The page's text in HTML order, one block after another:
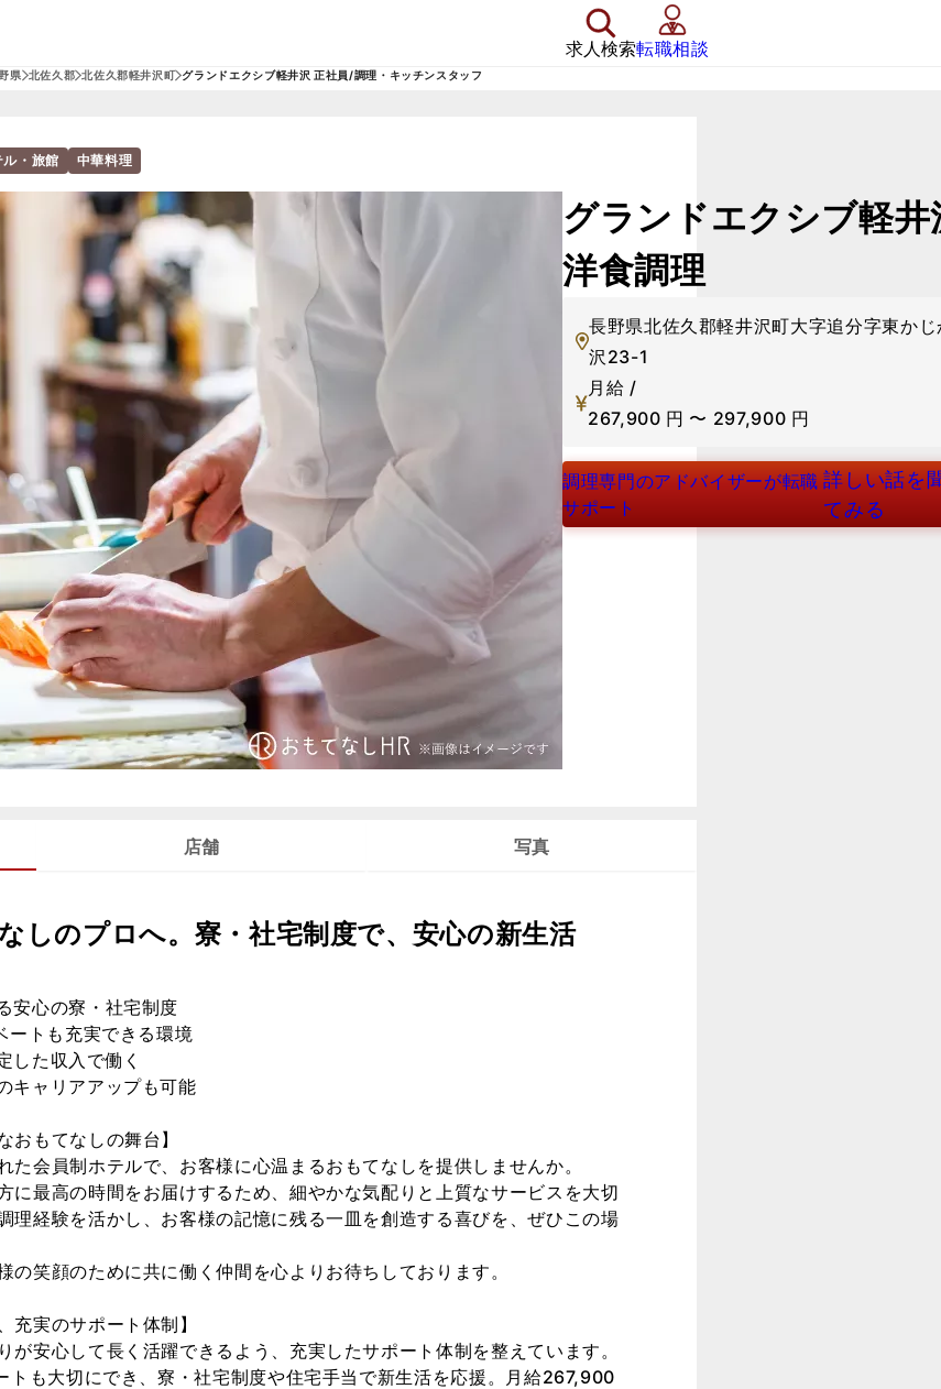
求人検索転職相談
県 北佐久郡 北佐久郡軽井沢町 グランドエクシブ軽井沢 正社員/調理・キッチンスタッフ
ル・旅館 中華料理
グランドエクシブ軽井
洋食調理
長野県北佐久郡軽井沢町大字追分字東かじ
沢23-1
月給 /
267,900 円 〜 297,900 円
調理専門のアドバイザーが転職
サポート
詳しい話を
てみる
店舗 写真
しのプロへ。寮・社宅制度で、安心の新生活
安心の寮・社宅制度
トも充実できる環境
た収入で働く
キャリアアップも可能
おもてなしの舞台】
た会員制ホテルで、お客様に心温まるおもてなしを提供しませんか。
に最高の時間をお届けするため、細やかな気配りと上質なサービスを大切
理経験を活かし、お客様の記憶に残る一皿を創造する喜びを、ぜひこの場
の笑顔のために共に働く仲間を心よりお待ちしております。
充実のサポート体制】
が安心して長く活躍できるよう、充実したサポート体制を整えています。
トも大切にでき、寮・社宅制度や住宅手当で新生活を応援。月給267,900